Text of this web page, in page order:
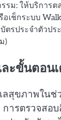
รรม: ให้บริการ
เช็กระบบ
บัตรประจำตัวป
)
ละขั้นตอ
สุขภาพในช่
การตรวจส